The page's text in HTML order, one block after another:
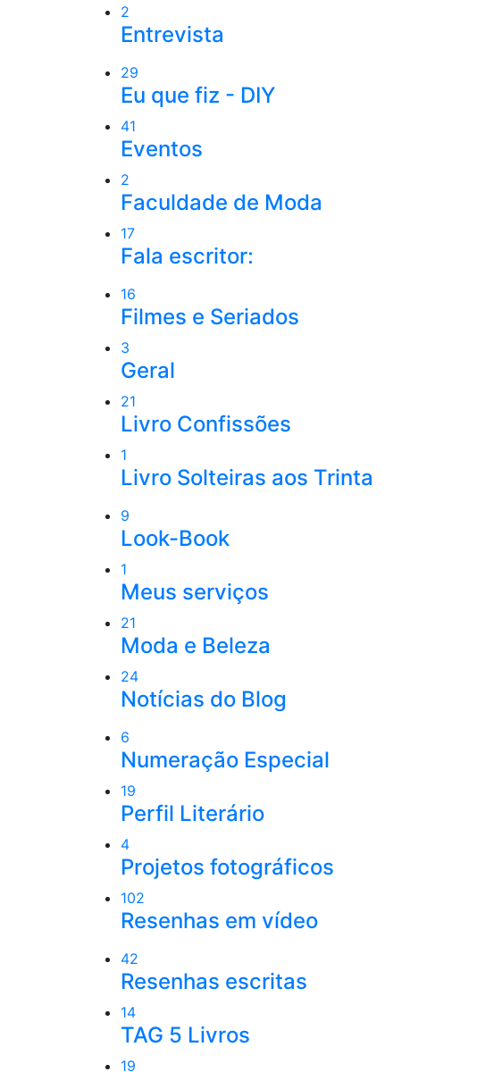
2
Entrevista
29
Eu que fiz - DIY
41
Eventos
2
Faculdade de Moda
17
Fala escritor:
16
Filmes e Seriados
3
Geral
21
Livro Confissões
1
Livro Solteiras aos Trinta
9
Look-Book
1
Meus serviços
21
Moda e Beleza
24
Notícias do Blog
6
Numeração Especial
19
Perfil Literário
4
Projetos fotográficos
102
Resenhas em vídeo
42
Resenhas escritas
14
TAG 5 Livros
19